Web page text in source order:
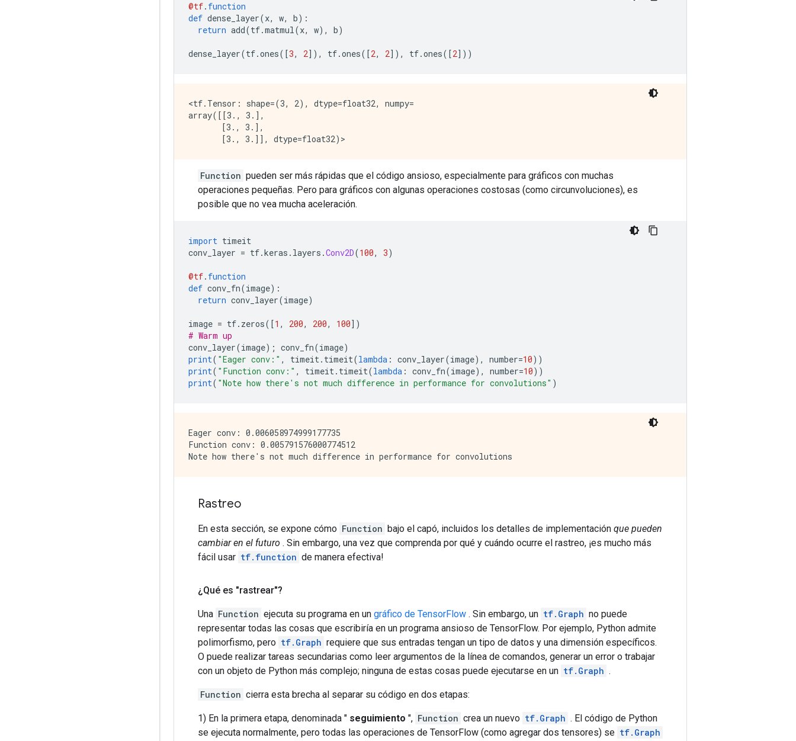
@tf. function
def dense_layer(x, w, b):
return add(tf.matmul(x, w), b)
dense_layer(tf.ones([3, 2]), tf.ones([2, 2]), tf.ones([2]))
<tf.Tensor: shape=(3, 2), dtype=float32, numpy=
array([[3., 3.],
       [3., 3.],
Function pueden ser más rápidas que el código ansioso, especialmente para gráficos con muchas
operaciones pequeñas. Pero para gráficos con algunas operaciones costosas (como circunvoluciones), es
posible que no vea mucha aceleración.
import timeit
conv_layer = tf.keras . layers .Conv2D(100, 3)
@tf. function
def conv_fn(image):
return conv_layer(image)
image = tf. zeros([1 , 200, 200, 100])
# Warm up
conv_layer(image); conv_fn(image)
print( "Eager conv:" , timeit. timeit(lambda : conv_layer(image), number=10))
print( "Function conv:" , timeit. timeit(lambda : conv_fn(image), number=10))
print( "Note how there's not much difference in performance for convolutions" )
Eager conv: 0.006058974999177735
Function conv: 0.005791576000774512
Rastreo
En esta sección, se expone cómo Function bajo el capó, incluidos los detalles de implementación que pueden
cambiar en el futuro . Sin embargo, una vez que comprenda por qué y cuándo ocurre el rastreo, ¡es mucho más
fácil usar tf.function de manera efectiva!
¿Qué es "rastrear"?
Una Function ejecuta su programa en un gráfico de TensorFlow . Sin embargo, un tf.Graph no puede
representar todas las cosas que escribiría en un programa ansioso de TensorFlow. Por ejemplo, Python admite
polimorfismo, pero tf.Graph requiere que sus entradas tengan un tipo de datos y una dimensión específicos.
O puede realizar tareas secundarias como leer argumentos de la línea de comandos, generar un error o trabajar
con un objeto de Python más complejo; ninguna de estas cosas puede ejecutarse en un tf.Graph .
Function cierra esta brecha al separar su código en dos etapas:
1) En la primera etapa, denominada " seguimiento ", Function crea un nuevo tf.Graph . El código de Python
se ejecuta normalmente, pero todas las operaciones de TensorFlow (como agregar dos tensores) se tf.Graph